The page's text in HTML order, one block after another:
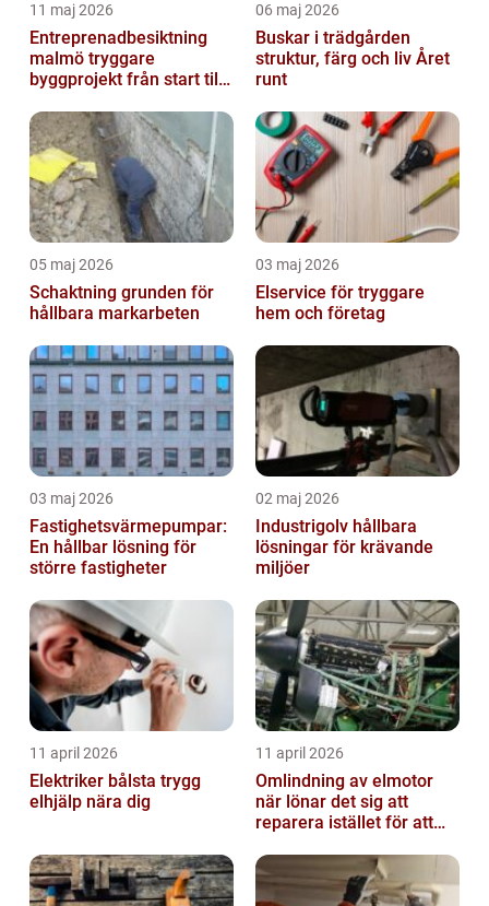
11 maj 2026
Entreprenadbesiktning
malmö tryggare
byggprojekt från start till
06 maj 2026
Buskar i trädgården
struktur, färg och liv Året
runt
05 maj 2026
Schaktning grunden för
hållbara markarbeten
03 maj 2026
Elservice för tryggare
hem och företag
03 maj 2026
Fastighetsvärmepumpar:
En hållbar lösning för
större fastigheter
02 maj 2026
Industrigolv hållbara
lösningar för krävande
miljöer
11 april 2026
Elektriker bålsta trygg
elhjälp nära dig
11 april 2026
Omlindning av elmotor
när lönar det sig att
reparera istället för att